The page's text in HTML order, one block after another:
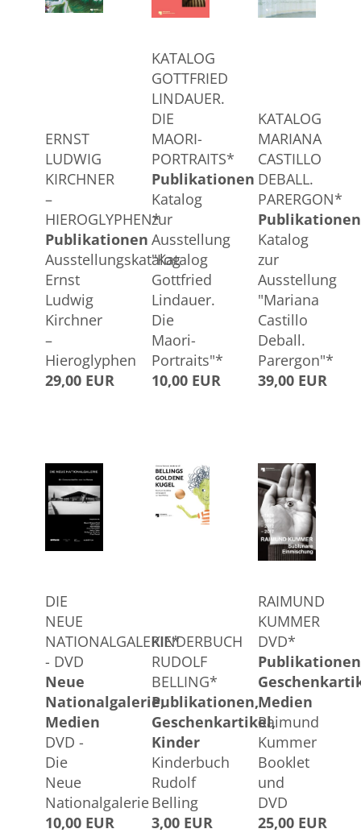
ERNST
LUDWIG
KIRCHNER
–
HIEROGLYPHEN*
Publikationen
Ausstellungskatalog
Ernst
Ludwig
Kirchner
–
Hieroglyphen
29,00 EUR
KATALOG
GOTTFRIED
LINDAUER.
DIE
MAORI-
PORTRAITS*
Publikationen
Katalog
zur
Ausstellung
"Katalog
Gottfried
Lindauer.
Die
Maori-
Portraits"*
10,00 EUR
KATALOG
MARIANA
CASTILLO
DEBALL.
PARERGON*
Publikationen
Katalog
zur
Ausstellung
"Mariana
Castillo
Deball.
Parergon"*
39,00 EUR
DIE
NEUE
NATIONALGALERIE*
- DVD
Neue
Nationalgalerie
Medien
DVD -
Die
Neue
Nationalgalerie
10,00 EUR
KINDERBUCH
RUDOLF
BELLING*
Publikationen
Geschenkartikel
Kinder
Kinderbuch
Rudolf
Belling
3,00 EUR
RAIMUND
KUMMER
DVD*
Publikationen
Medien
Raimund
Kummer
Booklet
und
DVD
25,00 EUR